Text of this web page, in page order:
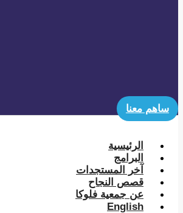
ساهم معنا
الرئيسية
البرامج
آخر المستجدات
قصص النجاح
عن جمعية فلوكا
English